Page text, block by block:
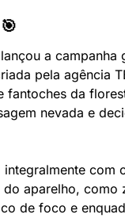
a campanha
pela agência
fantoches da
nevada e
integralmente com
do aparelho, como
de foco e